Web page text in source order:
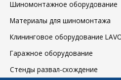
Шиномонтажное оборудование
Материалы для шиномонтажа
Клининговое оборудование
Гаражное оборудование
Стенды развал-схождение